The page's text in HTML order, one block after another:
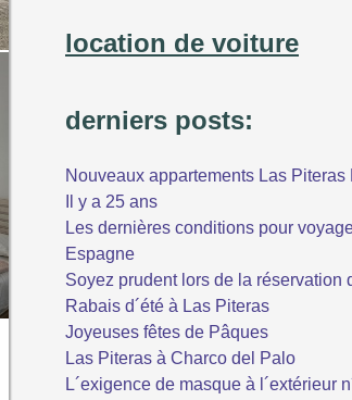
location de voiture
derniers posts:
Nouveaux appartements Las Piteras
Il y a 25 ans
Les dernières conditions pour
Espagne
Soyez prudent lors de la réservation
Rabais d´été à Las Piteras
Joyeuses fêtes de Pâques
Las Piteras à Charco del Palo
L´exigence de masque à l´extérieur